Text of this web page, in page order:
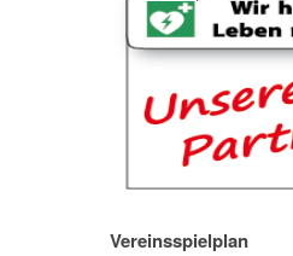
Vereinsspielplan